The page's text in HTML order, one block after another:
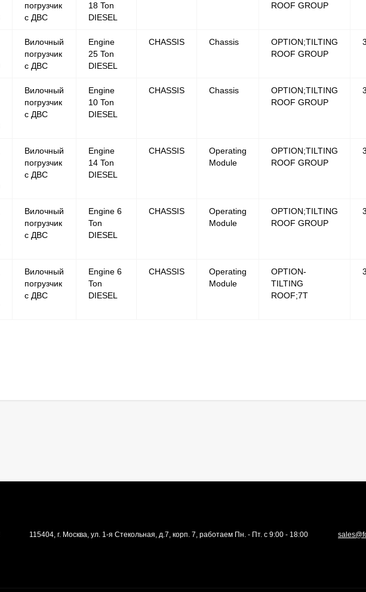
погрузчик
с ДВС
18 Ton
DIESEL
ROOF GROUP
Вилочный
погрузчик
с ДВС
Engine
25 Ton
DIESEL
CHASSIS Chassis
OPTION;TILTING
ROOF GROUP
3
Вилочный
погрузчик
с ДВС
Engine
10 Ton
DIESEL
CHASSIS Chassis
OPTION;TILTING
ROOF GROUP
3
Вилочный
погрузчик
с ДВС
Engine
14 Ton
DIESEL
CHASSIS
Operating
Module
OPTION;TILTING
ROOF GROUP
3
Вилочный
погрузчик
с ДВС
Engine 6
Ton
DIESEL
CHASSIS
Operating
Module
OPTION;TILTING
ROOF GROUP
3
Вилочный
погрузчик
с ДВС
Engine 6
Ton
DIESEL
CHASSIS
Operating
Module
OPTION-
TILTING
ROOF;7T
3
115404, г. Москва, ул. 1-я Стекольная, д.7, корп. 7, работаем Пн. - Пт. с 9:00 - 18:00